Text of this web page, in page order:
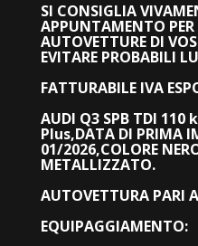
SI CONSIGLIA
APPUNTAMENTO PER
AUTOVETTURE DI
EVITARE PROBABILI
FATTURABILE IVA
AUDI Q3 SPB TDI 110
Plus,DATA DI PRIMA
01/2026,COLORE
METALLIZZATO.
AUTOVETTURA PARI
EQUIPAGGIAMENTO: